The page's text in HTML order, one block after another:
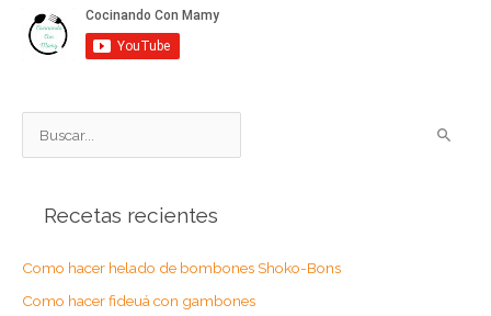
u
r
p
Recetas recientes
Como hacer helado de bombones Shoko-Bons
Como hacer fideuá con gambones